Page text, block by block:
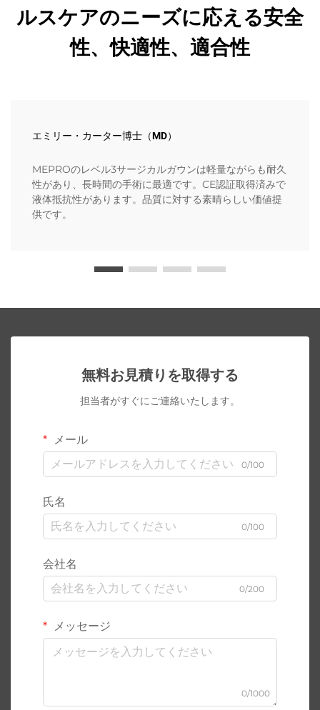
ルスケアのニーズに応える安全
性、快適性、適合性
エミリー・カーター博士（MD）
MEPROのレベル3サージカルガウンは軽量ながらも耐久
性があり、長時間の手術に最適です。CE認証取得済みで
液体抵抗性があります。品質に対する素晴らしい価値提
供です。
無料お見積りを取得する
担当者がすぐにご連絡いたします。
メール
0/100
氏名
0/100
会社名
0/200
メッセージ
0/1000